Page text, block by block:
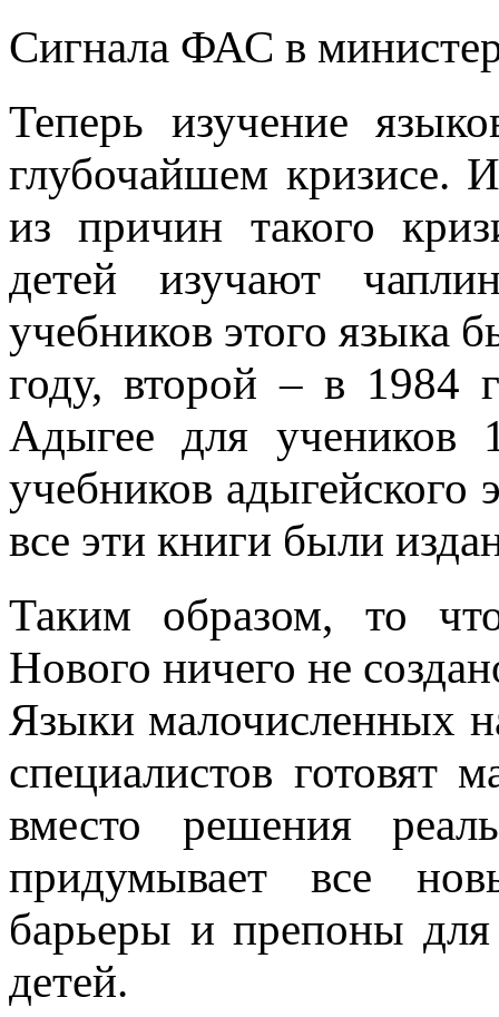
Сигнала ФАС в
Теперь изучение
глубочайшем кризисе.
из причин такого
детей изучают
учебников этого языка
году, второй – в 1984
Адыгее для учеников
учебников адыгейского
все эти книги были
Таким образом, то
Нового ничего не
Языки малочисленных
специалистов готовят
вместо решения
придумывает все
барьеры и препоны
детей.